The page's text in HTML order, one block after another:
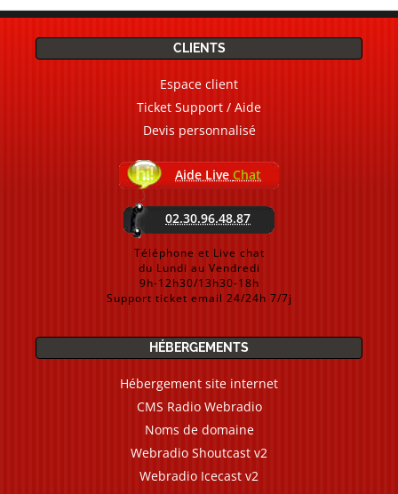
CLIENTS
Espace client
Ticket Support / Aide
Devis personnalisé
Aide Live Chat
02.30.96.48.87
Téléphone et Live chat
du Lundi au Vendredi
9h-12h30/13h30-18h
Support ticket email 24/24h 7/7j
HÉBERGEMENTS
Hébergement site internet
CMS Radio Webradio
Noms de domaine
Webradio Shoutcast v2
Webradio Icecast v2